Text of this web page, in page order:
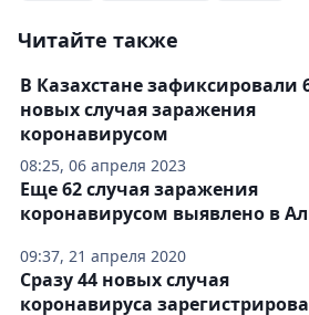
Читайте также
08:25, 06 апреля 2023
В Казахстане зафиксировали
новых случая заражения
коронавирусом
09:37, 21 апреля 2020
Еще 62 случая заражения
коронавирусом выявлено в
Сразу 44 новых случая
коронавируса